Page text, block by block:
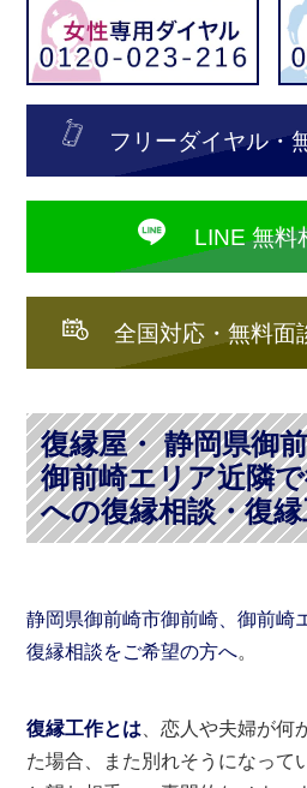
フリーダイヤル・
LINE 無料
全国対応・無料面
復縁屋・ 静岡県御
御前崎エリア近隣
への復縁相談・復
静岡県御前崎市御前崎、御前崎
復縁相談をご希望の方へ。
復縁工作とは 、恋人や夫婦が何
た場合、また別れそうになって